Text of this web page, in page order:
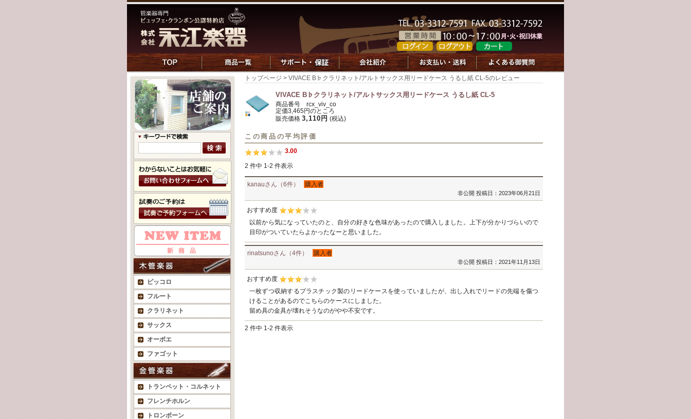
ピッコロ
フルート
クラリネット
サックス
オーボエ
ファゴット
トランペット・コルネット
フレンチホルン
トロンボーン
トップページ > VIVACE B♭クラリネット/アルトサックス用リードケース うるし紙 CL-5のレビュー
VIVACE B♭クラリネット/アルトサックス用リードケース うるし紙 CL-5
商品番号 rcx_viv_co
定価3,465円のところ
販売価格 3,110円 (税込)
この商品の平均評価
3.00
2 件中 1-2 件表示
kanauさん（6件） 購入者
非公開 投稿日：2023年06月21日
おすすめ度
以前から気になっていたのと、自分の好きな色味があったので購入しました。上下が分かりづらいので
目印がついていたらよかったなーと思いました。
rinatsunoさん（4件） 購入者
非公開 投稿日：2021年11月13日
おすすめ度
一枚ずつ収納するプラスチック製のリードケースを使っていましたが、出し入れでリードの先端を傷つ
けることがあるのでこちらのケースにしました。
留め具の金具が壊れそうなのがやや不安です。
2 件中 1-2 件表示